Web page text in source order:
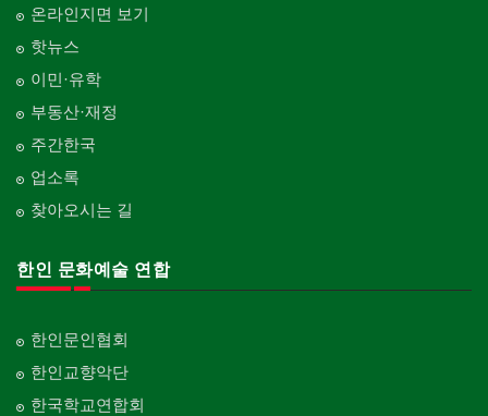
온라인지면 보기
핫뉴스
이민·유학
부동산·재정
주간한국
업소록
찾아오시는 길
한인 문화예술 연합
한인문인협회
한인교향악단
한국학교연합회